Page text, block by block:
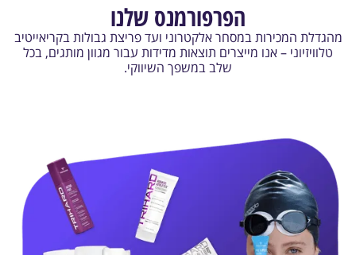
הפרפורמנס שלנו
מהגדלת המכירות במסחר אלקטרוני ועד פריצת גבולות בקריאייטיב
טלוויזיוני – אנו מייצרים תוצאות מדידות עבור מגוון מותגים, בכל
שלב במשפך השיווקי.